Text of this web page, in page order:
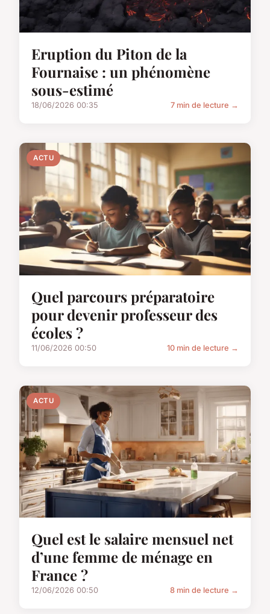
Eruption du Piton de la
Fournaise : un phénomène
sous-estimé
18/06/2026 00:35 7 min de lecture →
ACTU
Quel parcours préparatoire
pour devenir professeur des
écoles ?
11/06/2026 00:50 10 min de lecture →
ACTU
Quel est le salaire mensuel net
d’une femme de ménage en
France ?
12/06/2026 00:50 8 min de lecture →